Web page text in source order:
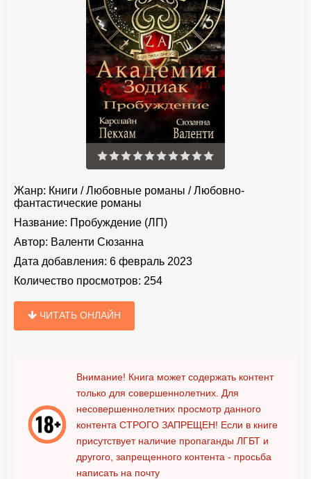
Жанр: Книги /Любовные романы /Любовно-
фантастические романы
Название: Пробуждение (ЛП)
Автор: Валенти Сюзанна
Дата добавления: 6 февраль 2023
Количество просмотров: 254
ЧИТАТЬ ОНЛАЙН
Внимание! Книга может содержать контент
только для совершеннолетних. Для
несовершеннолетних просмотр данного
контента СТРОГО ЗАПРЕЩЕН! Если в книге
присутствует наличие пропаганды ЛГБТ и
другого, запрещенного контента - просьба
написать на почту